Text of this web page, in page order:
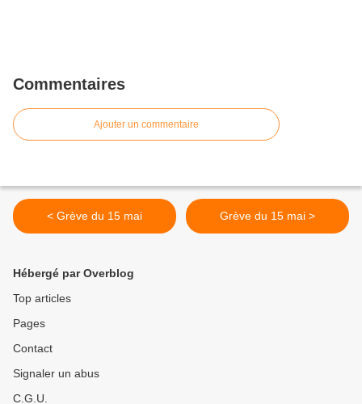
Commentaires
Ajouter un commentaire
< Grève du 15 mai Grève du 15 mai >
Hébergé par Overblog
Top articles
Pages
Contact
Signaler un abus
C.G.U.